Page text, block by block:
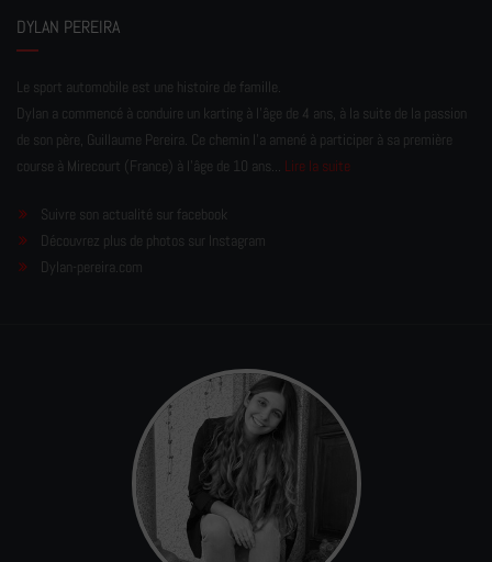
DYLAN PEREIRA
Le sport automobile est une histoire de famille.
Dylan a commencé à conduire un karting à l’âge de 4 ans, à la suite de la passion
de son père, Guillaume Pereira. Ce chemin l'a amené à participer à sa première
course à Mirecourt (France) à l'âge de 10 ans... Lire la suite
Suivre son actualité sur facebook
Découvrez plus de photos sur Instagram
Dylan-pereira.com